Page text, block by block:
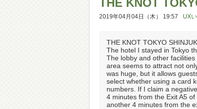
THE KNOT
2019年04月04日（木） 19:57 UX
THE KNOT TOKYO
The hotel I stayed in Tokyo
The lobby and other
area seems to attract not
was huge, but it allows
select whether using a card
numbers. If I claim a
4 minutes from the Exit A5
another 4 minutes from the